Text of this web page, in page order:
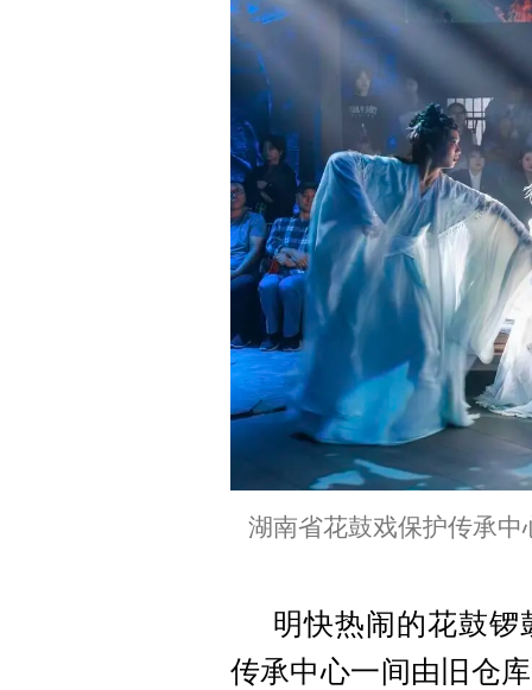
湖南省花鼓戏保护传承
明快热闹的花鼓
传承中心一间由旧仓